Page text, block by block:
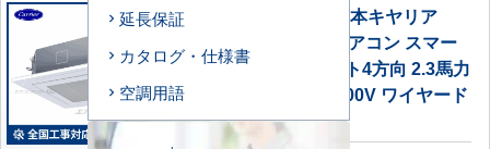
GUEA05611J1MUB 日本キヤリア
（旧：東芝） 業務用エアコン スマー
トエコneo 天井カセット4方向 2.3馬力
シングル 標準型 単相200V ワイヤード
リモコン
延長保証
カタログ・仕様書
空調用語